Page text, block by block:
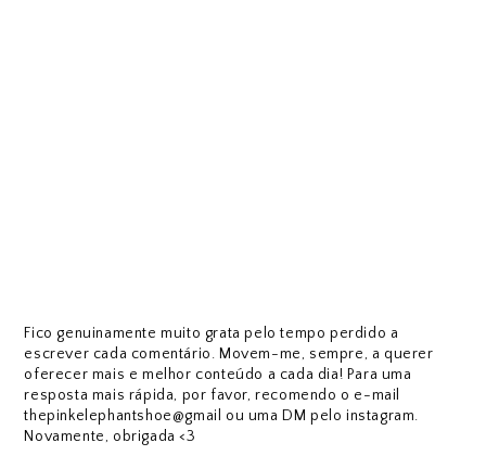
Fico genuinamente muito grata pelo tempo perdido a
escrever cada comentário. Movem-me, sempre, a querer
oferecer mais e melhor conteúdo a cada dia! Para uma
resposta mais rápida, por favor, recomendo o e-mail
thepinkelephantshoe@gmail ou uma DM pelo instagram.
Novamente, obrigada <3